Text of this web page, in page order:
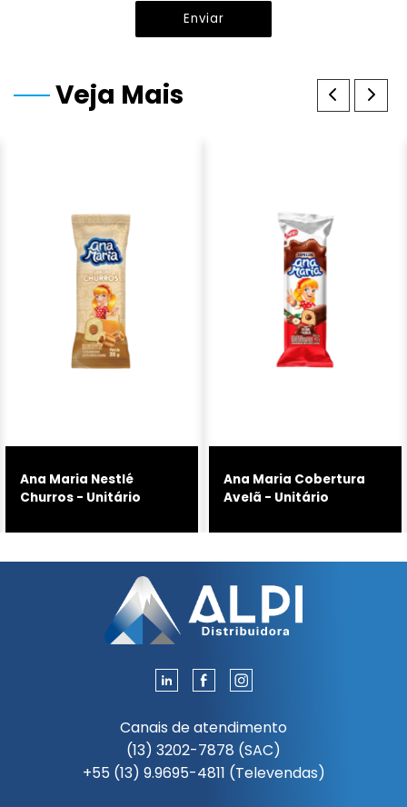
Enviar
Veja Mais
Ana Maria Nestlé
Churros - Unitário
Ana Maria Cobertura
Avelã - Unitário
Canais de atendimento
(13) 3202-7878 (SAC)
+55 (13) 9.9695-4811 (Televendas)